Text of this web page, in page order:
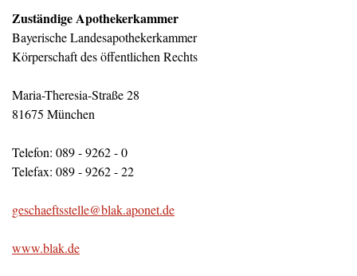
Zuständige Apothekerkammer
Bayerische Landesapothekerkammer
Körperschaft des öffentlichen Rechts
Maria-Theresia-Straße 28
81675 München
Telefon: 089 - 9262 - 0
Telefax: 089 - 9262 - 22
geschaeftsstelle@blak.aponet.de
www.blak.de